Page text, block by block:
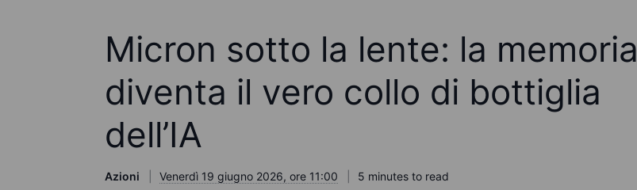
Micron sotto la lente: la memoria
diventa il vero collo di bottiglia
dell’IA
Azioni Venerdì 19 giugno 2026, ore 11:00
5 minutes to read